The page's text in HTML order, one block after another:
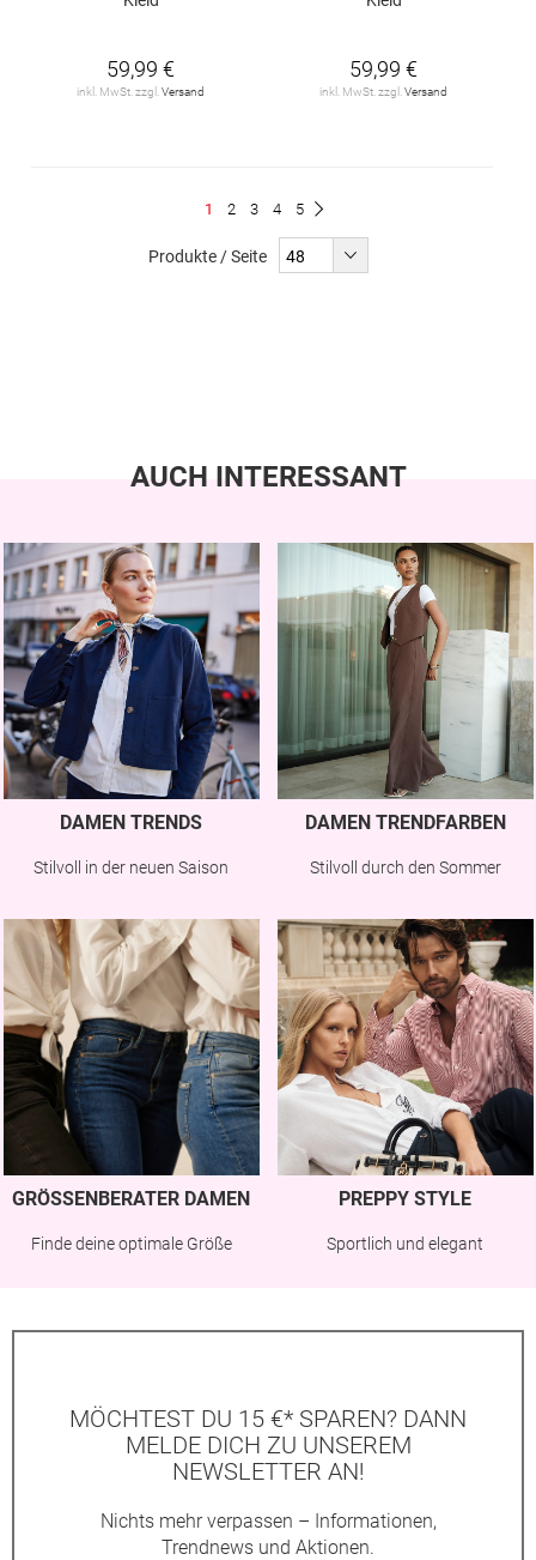
59,99 €
inkl. MwSt. zzgl. Versand
59,99 €
inkl. MwSt. zzgl. Versand
Du
1 Seite
2 Seite
3 Seite
4 Seite
5
Produkte / Seite
AUCH INTERESSANT
DAMEN TRENDS
Stilvoll in der neuen Saison
DAMEN TRENDFARBEN
Stilvoll durch den Sommer
GRÖSSENBERATER DAMEN
Finde deine optimale Größe
PREPPY STYLE
Sportlich und elegant
MÖCHTEST DU 15 €* SPAREN? DANN
MELDE DICH ZU UNSEREM
NEWSLETTER AN!
Nichts mehr verpassen – Informationen,
Trendnews und Aktionen.